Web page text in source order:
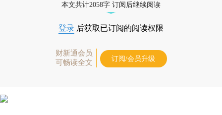
本文共计2058字 订阅后继续阅读
登录 后获取已订阅的阅读权限
财新通会员
可畅读全文
订阅/会员升级